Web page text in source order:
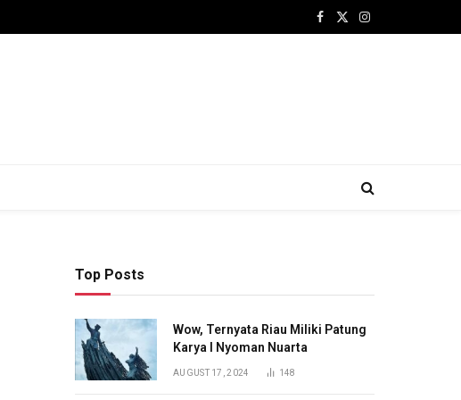
Facebook
X
Instagram
Top Posts
Wow, Ternyata Riau Miliki Patung
Karya I Nyoman Nuarta
AUGUST 17, 2024 148